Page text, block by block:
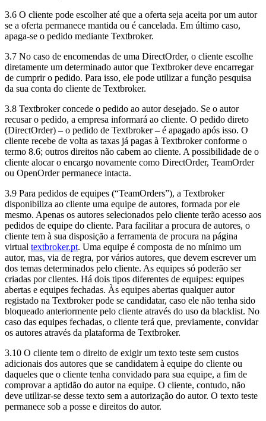
3.6 O cliente pode escolher até que a oferta seja aceita por um autor
se a oferta permanece mantida ou é cancelada. Em último caso,
apaga-se o pedido mediante Textbroker.
3.7 No caso de encomendas de uma DirectOrder, o cliente escolhe
diretamente um determinado autor que Textbroker deve encarregar
de cumprir o pedido. Para isso, ele pode utilizar a função pesquisa
da sua conta do cliente de Textbroker.
3.8 Textbroker concede o pedido ao autor desejado. Se o autor
recusar o pedido, a empresa informará ao cliente. O pedido direto
(DirectOrder) – o pedido de Textbroker – é apagado após isso. O
cliente recebe de volta as taxas já pagas à Textbroker conforme o
termo 8.6; outros direitos não cabem ao cliente. A possibilidade de o
cliente alocar o encargo novamente como DirectOrder, TeamOrder
ou OpenOrder permanece intacta.
3.9 Para pedidos de equipes (“TeamOrders”), a Textbroker
disponibiliza ao cliente uma equipe de autores, formada por ele
mesmo. Apenas os autores selecionados pelo cliente terão acesso aos
pedidos de equipe do cliente. Para facilitar a procura de autores, o
cliente tem à sua disposição a ferramenta de procura na página
virtual textbroker.pt. Uma equipe é composta de no mínimo um
autor, mas, via de regra, por vários autores, que devem escrever um
dos temas determinados pelo cliente. As equipes só poderão ser
criadas por clientes. Há dois tipos diferentes de equipes: equipes
abertas e equipes fechadas. Às equipes abertas qualquer autor
registado na Textbroker pode se candidatar, caso ele não tenha sido
bloqueado anteriormente pelo cliente através do uso da blacklist. No
caso das equipes fechadas, o cliente terá que, previamente, convidar
os autores através da plataforma de Textbroker.
3.10 O cliente tem o direito de exigir um texto teste sem custos
adicionais dos autores que se candidatem à equipe do cliente ou
daqueles que o cliente tenha convidado para sua equipe, a fim de
comprovar a aptidão do autor na equipe. O cliente, contudo, não
deve utilizar-se desse texto sem a autorização do autor. O texto teste
permanece sob a posse e direitos do autor.